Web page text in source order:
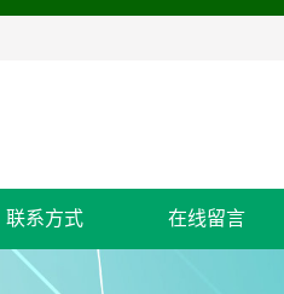
联系方式 在线留言